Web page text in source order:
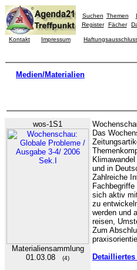
Suchen Themen
Register
Fächer
Kontakt Impressum
Medien/Materialien
wos-1S1
Materialiensammlung
01.03.08
(4)
Das
und in
Zahlreiche
sich aktiv
zu
werden und
reisen,
Zum